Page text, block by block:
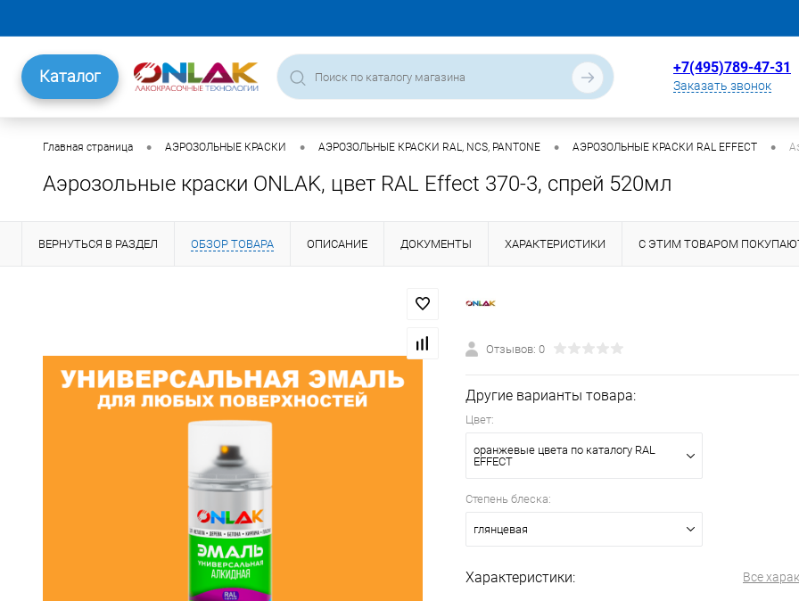
Каталог +7(495)789-47-31
Заказать звонок
Главная страница • АЭРОЗОЛЬНЫЕ КРАСКИ • АЭРОЗОЛЬНЫЕ КРАСКИ RAL, NCS, PANTONE • АЭРОЗОЛЬНЫЕ КРАСКИ RAL EFFECT •
Аэрозольные краски ONLAK, цвет RAL Effect 370-3, спрей 520мл
ВЕРНУТЬСЯ В РАЗДЕЛ ОБЗОР ТОВАРА ОПИСАНИЕ ДОКУМЕНТЫ ХАРАКТЕРИСТИКИ С ЭТИМ ТОВАРОМ
Отзывов: 0
Другие варианты товара:
Цвет:
оранжевые цвета по каталогу RAL
EFFECT
Степень блеска:
глянцевая
Характеристики: Все